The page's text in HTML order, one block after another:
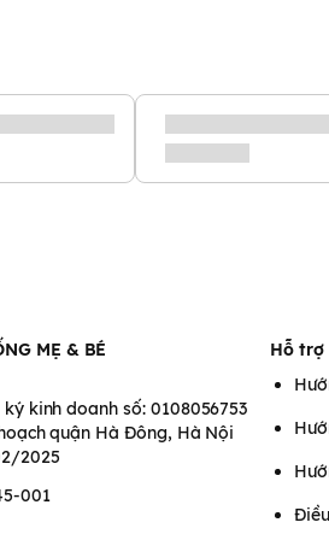
với khoảng đo từ -50
MẸ & BÉ
kinh doanh số: 0108056753
quận Hà Đông, Hà Nội
2025
001
Hỗ trợ